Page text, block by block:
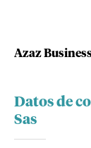
Azaz
Datos de
Sas